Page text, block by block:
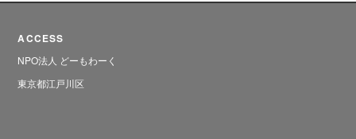
ACCESS
NPO法人 どーもわーく
東京都江戸川区